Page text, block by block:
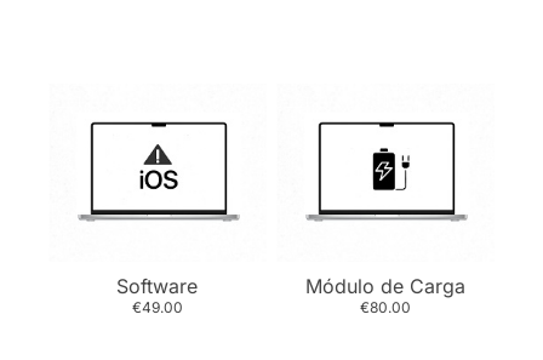
Software
€49.00
Módulo de Carga
€80.00